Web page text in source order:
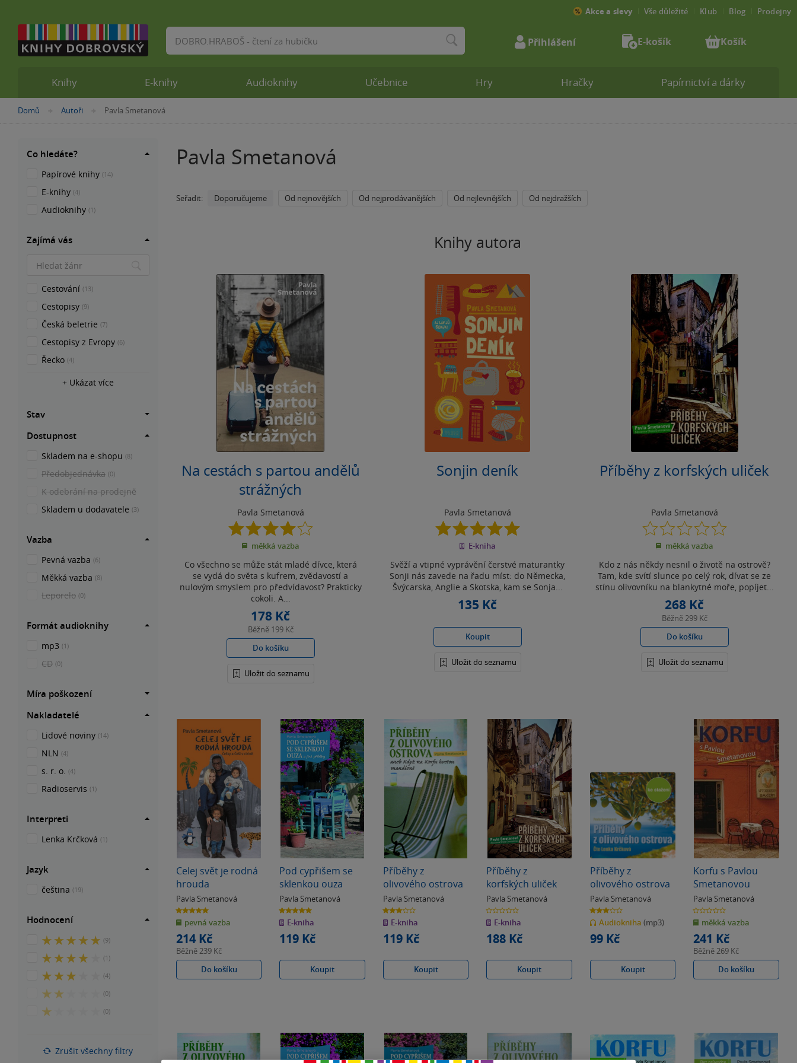
Nacházíte
Domů »Autoři »Pavla Smetanová
Pavla Smetanová
Seřadit: Doporučujeme Od nejnovějších Od nejprodávanějších Od nejlevnějších Od nejdražších
Knihy autora
Na cestách s partou andělů
strážných
Pavla Smetanová
4.0
z
5
měkká vazba
Co všechno se může stát mladé dívce, která
se vydá do světa s kufrem, zvědavostí a
nulovým smyslem pro předvídavost? Prakticky
cokoli. A...
178 Kč
Běžně 199 Kč
Do košíku
Uložit do seznamu
Sonjin deník
Pavla Smetanová
5.0
z
5
E-kniha
Svěží a vtipné vyprávění čerstvé maturantky
Sonji nás zavede na řadu míst: do Německa,
Švýcarska, Anglie a Skotska, kam se Sonja...
135 Kč
Koupit
Uložit do seznamu
Příběhy z korfských uliček
Pavla Smetanová
0.0
z
5
měkká vazba
Kdo z nás někdy nesnil o životě na ostrově?
Tam, kde svítí slunce po celý rok, dívat se ze
stínu olivovníku na blankytné moře, popíjet...
268 Kč
Běžně 299 Kč
Do košíku
Uložit do seznamu
Celej svět je rodná
hrouda
Pavla Smetanová
5.0
z
5
hvězdiček
pevná vazba
214 Kč
Běžně 239 Kč
Do košíku
Pod cypřišem se
sklenkou ouza
Pavla Smetanová
5.0
z
5
hvězdiček
E-kniha
119 Kč
Koupit
Příběhy z
olivového ostrova
Pavla Smetanová
3.0
z
5
hvězdiček
E-kniha
119 Kč
Koupit
Příběhy z
korfských uliček
Pavla Smetanová
0.0
z
5
hvězdiček
E-kniha
188 Kč
Koupit
Příběhy z
olivového ostrova
Pavla Smetanová
3.0
z
5
hvězdiček
Audiokniha (mp3)
99 Kč
Koupit
Korfu s Pavlou
Smetanovou
Pavla Smetanová
0.0
z
5
hvězdiček
měkká vazba
241 Kč
Běžně 269 Kč
Do košíku
Co hledáte?
Papírové knihy (14)
E-knihy (4)
Audioknihy (1)
Zajímá vás
Cestování (13)
Cestopisy (9)
Česká beletrie (7)
Cestopisy z Evropy (6)
Řecko (4)
+ Ukázat více
Stav
Dostupnost
Skladem na e-shopu (8)
Předobjednávka (0)
K odebrání na prodejně
Skladem u dodavatele (3)
Vazba
Pevná vazba (6)
Měkká vazba (8)
Leporelo (0)
Formát audioknihy
mp3 (1)
CD (0)
Míra poškození
Nakladatelé
Lidové noviny (14)
NLN (4)
s. r. o. (4)
Radioservis (1)
Interpreti
Lenka Krčková (1)
Jazyk
čeština (19)
Hodnocení
5
5
hvězdiček
(9)
4
5
hvězdiček
(1)
3
5
hvězdiček
(4)
2
5
(0)
1
(0)
Zrušit všechny filtry
Knihy E-knihy Audioknihy Učebnice Hry Hračky Papírnictví a dárky
Akce a slevy Vše důležité Klub Blog Prodejny
Vyhledávání Přihlášení E-košík Košík